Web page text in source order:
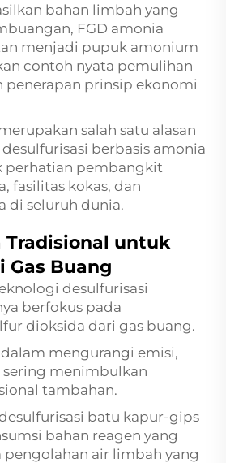
bahan limbah yang
FGD amonia
menjadi pupuk amonium
contoh nyata pemulihan
penerapan prinsip ekonomi
salah satu alasan
berbasis amonia
perhatian pembangkit
fasilitas kokas, dan
di seluruh dunia.
Tradisional untuk
Gas Buang
desulfurisasi
berfokus pada
dioksida dari gas buang.
mengurangi emisi,
menimbulkan
tambahan.
batu kapur-gips
bahan reagen yang
pengolahan air limbah yang